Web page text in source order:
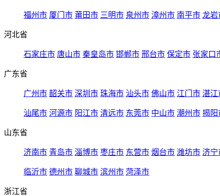
福州市 厦门市 莆田市 三明市 泉州市 漳州市 南平市 龙岩
河北省
石家庄市 唐山市 秦皇岛市 邯郸市 邢台市 保定市 张家口
广东省
广州市 韶关市 深圳市 珠海市 汕头市 佛山市 江门市 湛江
汕尾市 河源市 阳江市 清远市 东莞市 中山市 潮州市 揭阳
山东省
济南市 青岛市 淄博市 枣庄市 东营市 烟台市 潍坊市 济宁
临沂市 德州市 聊城市 滨州市 菏泽市
浙江省